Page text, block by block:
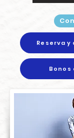
Reserva y
Bonos